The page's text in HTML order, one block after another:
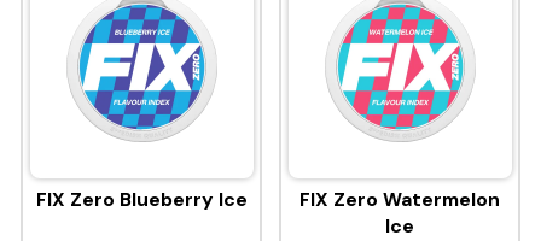
FIX Zero Blueberry Ice
FIX Zero Watermelon
Ice